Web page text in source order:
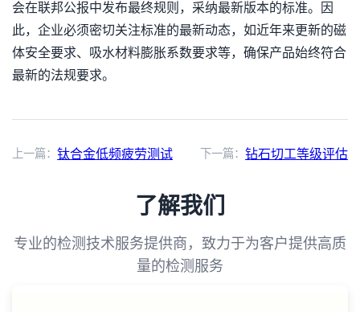
会在联邦公报中发布最终规则，采纳最新版本的标准。因
此，企业必须密切关注标准的最新动态，如近年来更新的磁
体安全要求、吸水材料膨胀系数要求等，确保产品始终符合
最新的法规要求。
上一篇： 钛合金低频疲劳测试 下一篇： 钻石切工等级评估
了解我们
专业的检测技术服务提供商，致力于为客户提供高质
量的检测服务